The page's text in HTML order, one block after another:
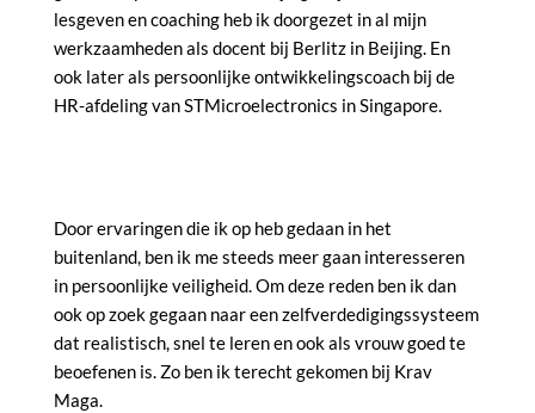
lesgeven en coaching heb ik doorgezet in al mijn
werkzaamheden als docent bij Berlitz in Beijing. En
ook later als persoonlijke ontwikkelingscoach bij de
HR-afdeling van STMicroelectronics in Singapore.
Door ervaringen die ik op heb gedaan in het
buitenland, ben ik me steeds meer gaan interesseren
in persoonlijke veiligheid. Om deze reden ben ik dan
ook op zoek gegaan naar een zelfverdedigingssysteem
dat realistisch, snel te leren en ook als vrouw goed te
beoefenen is. Zo ben ik terecht gekomen bij Krav
Maga.